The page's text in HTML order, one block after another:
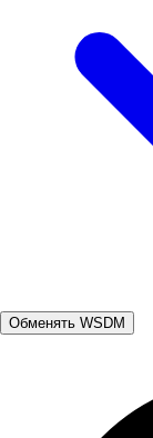
Обменять WSDM